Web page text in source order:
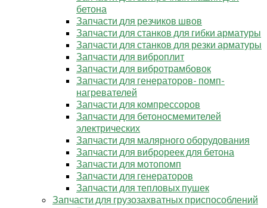
бетона
Запчасти для резчиков швов
Запчасти для станков для гибки арматуры
Запчасти для станков для резки арматуры
Запчасти для виброплит
Запчасти для вибротрамбовок
Запчасти для генераторов- помп-
нагревателей
Запчасти для компрессоров
Запчасти для бетоносмемителей
электрических
Запчасти для малярного оборудования
Запчасти для виброреек для бетона
Запчасти для мотопомп
Запчасти для генераторов
Запчасти для тепловых пушек
Запчасти для грузозахватных приспособлений